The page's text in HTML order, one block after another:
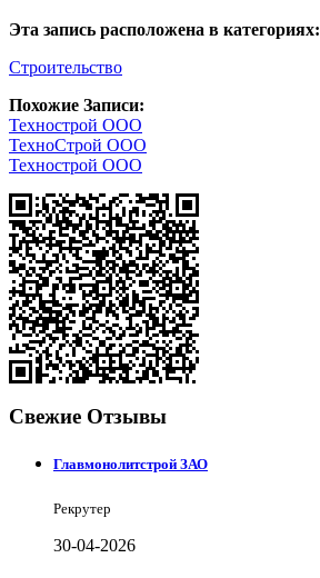
Эта запись расположена в категориях:
Строительство
Похожие Записи:
Технострой ООО
ТехноСтрой ООО
Технострой ООО
Свежие Отзывы
Главмонолитстрой ЗАО
Рекрутер
30-04-2026